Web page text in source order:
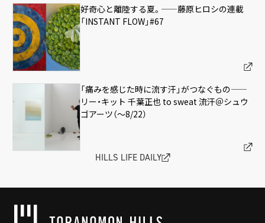
好奇心と離陸する夏。——藤原ヒロシの連載
「INSTANT FLOW」#67
「痛みを感じた時に流す汗」がつなぐもの——
リー・キット 千葉正也 to sweat 流汗＠シュウ
ゴアーツ（〜8/22）
HILLS LIFE DAILY